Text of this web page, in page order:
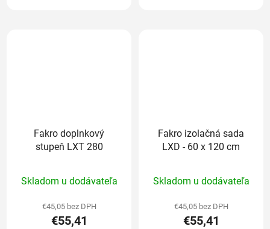
Fakro doplnkový
stupeň LXT 280
hodnotenie
produktu
je
Skladom u dodávateľa
€45,05 bez DPH
€55,41
Fakro izolačná sada
LXD - 60 x 120 cm
hodnotenie
produktu
je
Skladom u dodávateľa
€45,05 bez DPH
€55,41